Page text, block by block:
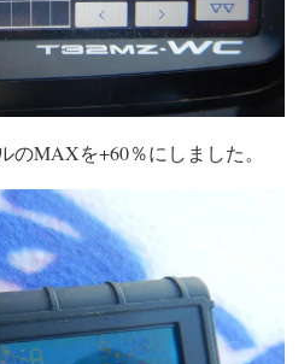
のMAXを+60％にしました。